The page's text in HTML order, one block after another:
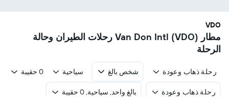
VDO
مطار Van Don Intl (VDO) رحلات الطيران وحالة
الرحلة
رحلة ذهاب وعودة شخص بالغ سياحية 0 حقيبة
رحلة ذهاب وعودة بالغ واحد, سياحية, 0 حقيبة